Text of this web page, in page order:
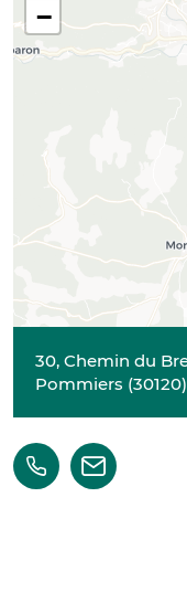
−
30, Chemin du
Pommiers (30120)